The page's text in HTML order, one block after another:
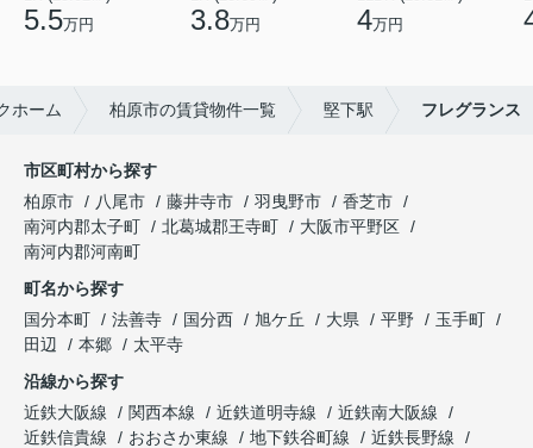
5.5万円 3.8万円 4万円
ホーム 柏原市の賃貸物件一覧 堅下駅 フレグランス
市区町村から探す
柏原市
八尾市 藤井寺市 羽曳野市
香芝市
南河内郡太子町
北葛城郡王寺町
大阪市平野区
南河内郡河南町
町名から探す
国分本町
法善寺 国分西 旭ケ丘 大県 平野
玉手町
田辺
本郷
太平寺
沿線から探す
近鉄大阪線
関西本線 近鉄道明寺線
近鉄南大阪線
近鉄信貴線
おおさか東線 地下鉄谷町線
近鉄長野線